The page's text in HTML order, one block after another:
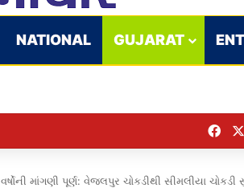
NATIONAL GUJARAT
વર્ષોની માંગણી પૂર્ણ: વેજલપુર ચોકડીથી સીમલીયા